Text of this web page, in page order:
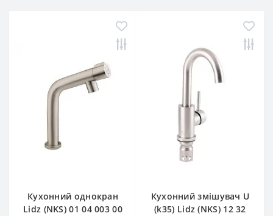
Кухонний однокран
Lidz (NKS) 01 04 003 00
Кухонний змішувач U
(k35) Lidz (NKS) 12 32